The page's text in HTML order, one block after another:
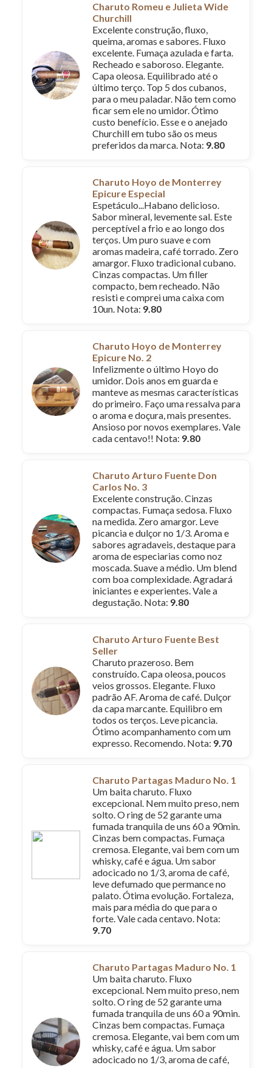
Charuto Romeu e Julieta Wide
Churchill
Excelente construção, fluxo,
queima, aromas e sabores. Fluxo
excelente. Fumaça azulada e farta.
Recheado e saboroso. Elegante.
Capa oleosa. Equilibrado até o
último terço. Top 5 dos cubanos,
para o meu paladar. Não tem como
ficar sem ele no umidor. Ótimo
custo benefício. Esse e o anejado
Churchill em tubo são os meus
preferidos da marca. Nota: 9.80
Charuto Hoyo de Monterrey
Epicure Especial
Espetáculo...Habano delicioso.
Sabor mineral, levemente sal. Este
perceptível a frio e ao longo dos
terços. Um puro suave e com
aromas madeira, café torrado. Zero
amargor. Fluxo tradicional cubano.
Cinzas compactas. Um filler
compacto, bem recheado. Não
resisti e comprei uma caixa com
10un. Nota: 9.80
Charuto Hoyo de Monterrey
Epicure No. 2
Infelizmente o último Hoyo do
umidor. Dois anos em guarda e
manteve as mesmas características
do primeiro. Faço uma ressalva para
o aroma e doçura, mais presentes.
Ansioso por novos exemplares. Vale
cada centavo!! Nota: 9.80
Charuto Arturo Fuente Don
Carlos No. 3
Excelente construção. Cinzas
compactas. Fumaça sedosa. Fluxo
na medida. Zero amargor. Leve
picancia e dulçor no 1/3. Aroma e
sabores agradaveis, destaque para
aroma de especiarias como noz
moscada. Suave a médio. Um blend
com boa complexidade. Agradará
iniciantes e experientes. Vale a
degustação. Nota: 9.80
Charuto Arturo Fuente Best
Seller
Charuto prazeroso. Bem
construído. Capa oleosa, poucos
veios grossos. Elegante. Fluxo
padrão AF. Aroma de café. Dulçor
da capa marcante. Equilibro em
todos os terços. Leve picancia.
Ótimo acompanhamento com um
expresso. Recomendo. Nota: 9.70
Charuto Partagas Maduro No. 1
Um baita charuto. Fluxo
excepcional. Nem muito preso, nem
solto. O ring de 52 garante uma
fumada tranquila de uns 60 a 90min.
Cinzas bem compactas. Fumaça
cremosa. Elegante, vai bem com um
whisky, café e água. Um sabor
adocicado no 1/3, aroma de café,
leve defumado que permance no
palato. Ótima evolução. Fortaleza,
mais para média do que para o
forte. Vale cada centavo. Nota:
9.70
Charuto Partagas Maduro No. 1
Um baita charuto. Fluxo
excepcional. Nem muito preso, nem
solto. O ring de 52 garante uma
fumada tranquila de uns 60 a 90min.
Cinzas bem compactas. Fumaça
cremosa. Elegante, vai bem com um
whisky, café e água. Um sabor
adocicado no 1/3, aroma de café,